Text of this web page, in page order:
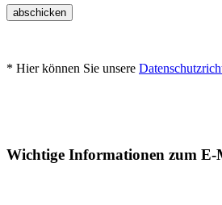
abschicken
* Hier können Sie unsere
Wichtige Informationen zum